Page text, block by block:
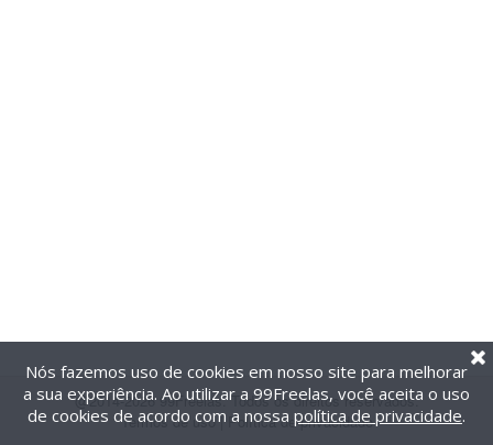
@2014-2026 99Freelas. Todos os direitos reservados.
Termos de uso| Política de privacidade
Nós fazemos uso de cookies em nosso site para melhorar
a sua experiência. Ao utilizar a 99Freelas, você aceita o uso
de cookies de acordo com a nossa política de privacidade.